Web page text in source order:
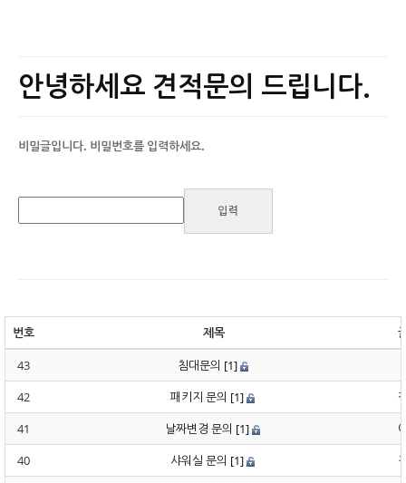
안녕하세요 견적문의 드립니다.
비밀글입니다. 비밀번호를 입력하세요.
번호 제목
43
침대문의 [1]
42
패키지 문의 [1]
41
날짜변경 문의 [1]
40
샤워실 문의 [1]